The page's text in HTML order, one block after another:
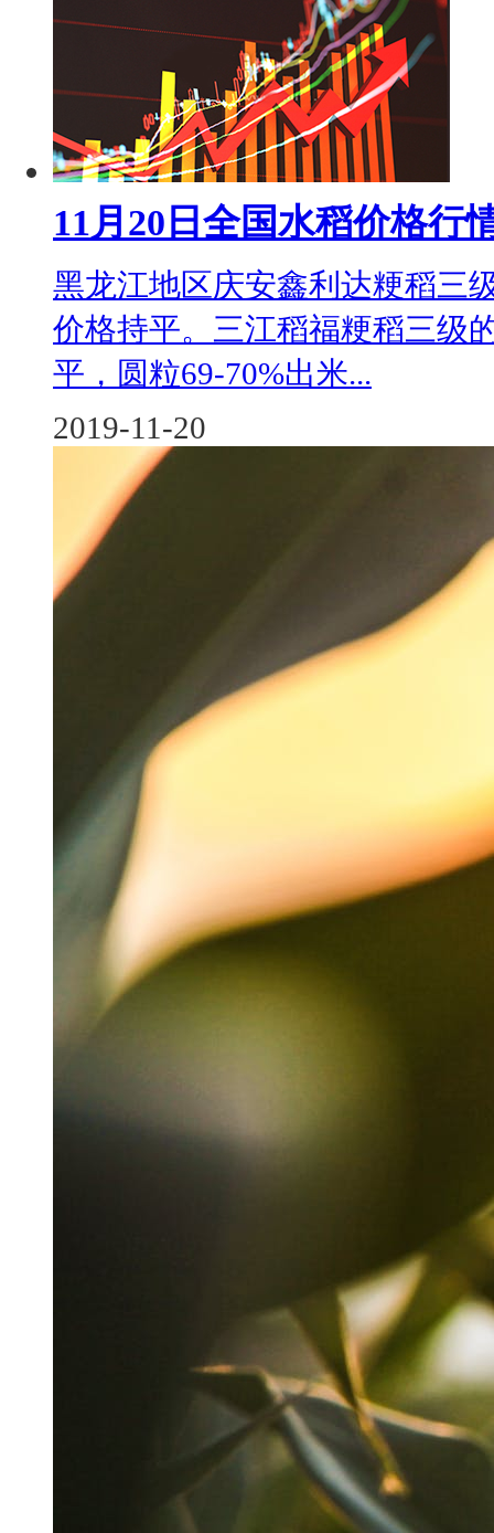
11月20日全国水稻价格行
黑龙江地区庆安鑫利达粳稻三
价格持平。三江稻福粳稻三级
平，圆粒69-70%出米...
2019-11-20